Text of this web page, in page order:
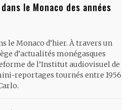
le Monaco des années
le Monaco d’hier. À travers un
d’actualités monégasques
de l’Institut audiovisuel de
reportages tournés entre 1956